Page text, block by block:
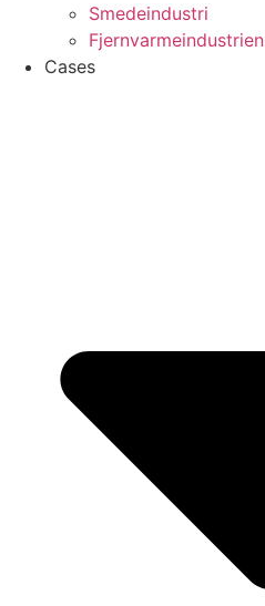
Smedeindustri
Fjernvarmeindustrien
Cases